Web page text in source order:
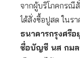
จากผู้บริโภคกรณี
ได้สั่งซื้อปูสด ในร
ธนาคารกรุงศรี
ชื่อบัญชี นส กม